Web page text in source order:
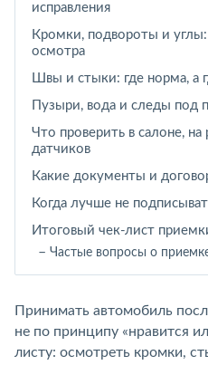
Принимать автомобиль
не по принципу «нравится
листу: осмотреть кромки,
исправления
Кромки, подвороты и углы:
осмотра
Швы и стыки: где норма, а
Пузыри, вода и следы под
Что проверить в салоне, на
датчиков
Какие документы и
Когда лучше не
Итоговый чек-лист
Частые вопросы о